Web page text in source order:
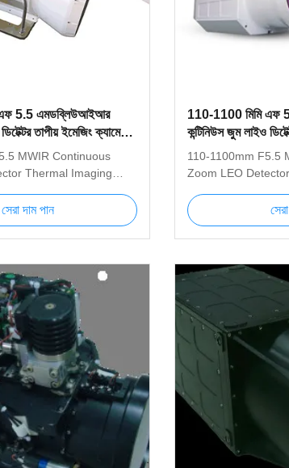
5.5 এমডব্লিউআইআর
তাপীয় ইমেজিং ক্যামেরা
MWIR Continuous
Thermal Imaging
an advanced MWIR
used for long-
The highly sensitive
very clear image
the 150mm ～
zoom infrared lens
can effectively
such as people,
in long distance.
সেরা দাম পান
110-1100 মিমি এফ
কন্টিনিউস জুম লাইও
সিস্টেম
110-1100mm F5.5
Zoom LEO
Imaging System is
cooled thermal
distance detection.
resolution can
with very high
1100mm
used in the product
distinguish targets
vehicles and ships
Figure1